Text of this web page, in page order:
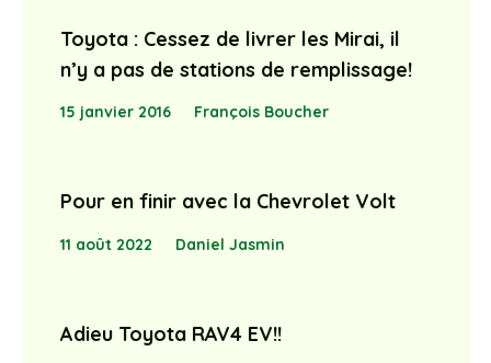
Toyota : Cessez de livrer les Mirai, il
n’y a pas de stations de remplissage!
15 janvier 2016 François Boucher
Pour en finir avec la Chevrolet Volt
11 août 2022 Daniel Jasmin
Adieu Toyota RAV4 EV!!